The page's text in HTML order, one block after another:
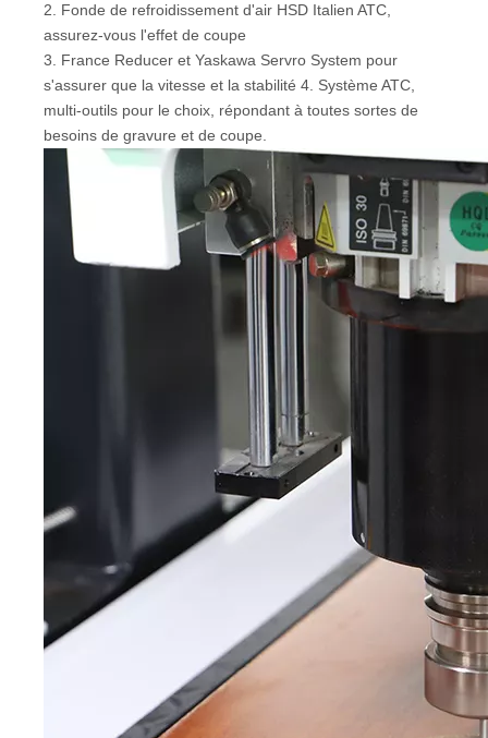
2. Fonde de refroidissement d'air HSD Italien ATC,
assurez-vous l'effet de coupe
3. France Reducer et Yaskawa Servro System pour
s'assurer que la vitesse et la stabilité 4. Système ATC,
multi-outils pour le choix, répondant à toutes sortes de
besoins de gravure et de coupe.